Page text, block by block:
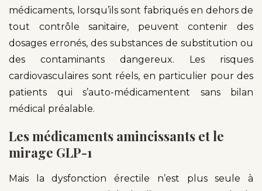
médicaments, lorsqu’ils sont fabriqués en dehors de
tout contrôle sanitaire, peuvent contenir des
dosages erronés, des substances de substitution ou
des contaminants dangereux. Les risques
cardiovasculaires sont réels, en particulier pour des
patients qui s’auto-médicamentent sans bilan
médical préalable.
Les médicaments amincissants et le
mirage GLP-1
Mais la dysfonction érectile n’est plus seule à